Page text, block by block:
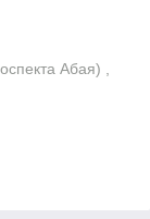
Абая) ,